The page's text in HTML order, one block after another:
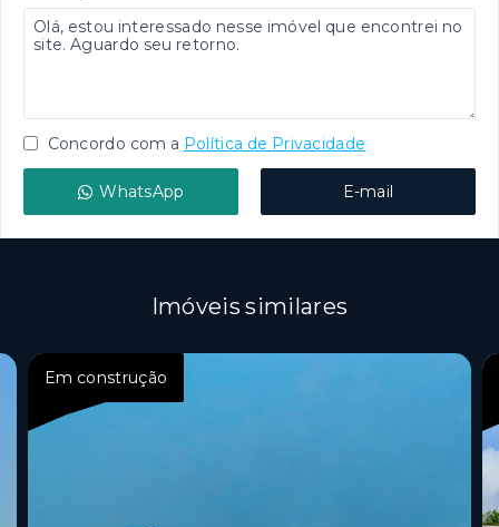
Concordo com a Política de Privacidade
WhatsApp E-mail
Imóveis similares
Em construção